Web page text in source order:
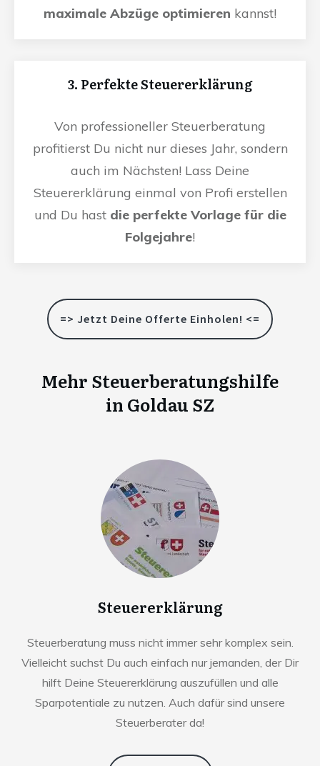
maximale Abzüge optimieren kannst!
3. Perfekte Steuererklärung
Von professioneller Steuerberatung
profitierst Du nicht nur dieses Jahr, sondern
auch im Nächsten! Lass Deine
Steuererklärung einmal von Profi erstellen
und Du hast die perfekte Vorlage für die
Folgejahre!
=> Jetzt Deine Offerte Einholen! <=
Mehr Steuerberatungshilfe
in Goldau SZ
Steuererklärung
Steuerberatung muss nicht immer sehr komplex sein.
Vielleicht suchst Du auch einfach nur jemanden, der Dir
hilft Deine Steuererklärung auszufüllen und alle
Sparpotentiale zu nutzen. Auch dafür sind unsere
Steuerberater da!